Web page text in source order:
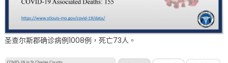
圣查尔斯郡确诊病例1008例，死亡73人。